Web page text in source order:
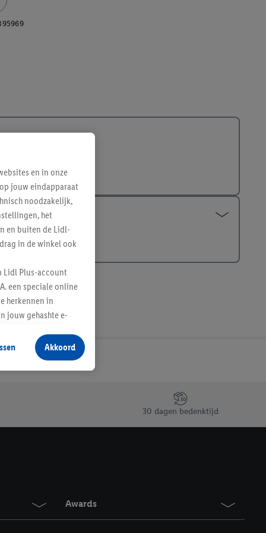
30 dagen bedenktijd
Awards
en in onze
jouw eindapparaat
noodzakelijk,
het
en buiten de Lidl-
in de winkel ook
Lidl Plus-account
een speciale online
herkennen in
jouw gehashte e-
producten waarin je
te plaatsen
jouw gehashte e-
kunnen worden
vergelijkbare
Meer informatie,
Akkoord